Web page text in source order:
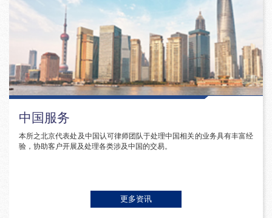
中国服务
本所之北京代表处及中国认可律师团队于处理中国相关的业务具有丰富经
验，协助客户开展及处理各类涉及中国的交易。
更多资讯